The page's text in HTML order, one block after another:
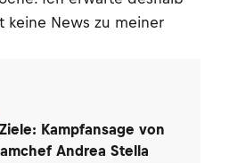
News zu meiner
Kampfansage von
Andrea Stella